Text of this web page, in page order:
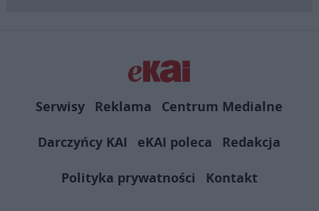
Serwisy Reklama
Centrum Medialne
Darczyńcy KAI
eKAI poleca
Redakcja
Polityka prywatności
Kontakt